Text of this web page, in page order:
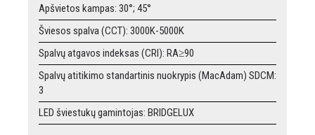
Apšvietos kampas: 30°; 45°
Šviesos spalva (CCT): 3000K-5000K
Spalvų atgavos indeksas (CRI): RA≥90
Spalvų atitikimo standartinis nuokrypis (MacAdam) SDCM:
3
LED šviestukų gamintojas: BRIDGELUX